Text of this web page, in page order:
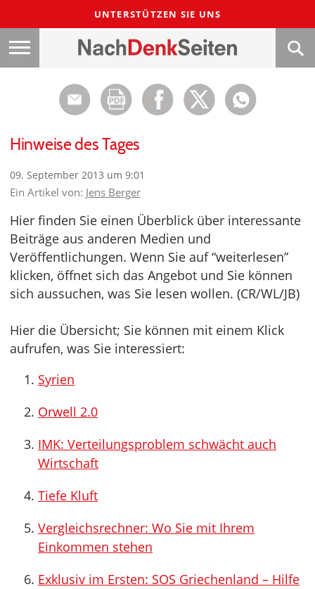
UNTERSTÜTZEN SIE UNS
Hinweise des Tages
09. September 2013 um 9:01
Ein Artikel von: Jens Berger
Hier finden Sie einen Überblick über interessante
Beiträge aus anderen Medien und
Veröffentlichungen. Wenn Sie auf “weiterlesen”
klicken, öffnet sich das Angebot und Sie können
sich aussuchen, was Sie lesen wollen. (CR/WL/JB)
Hier die Übersicht; Sie können mit einem Klick
aufrufen, was Sie interessiert:
Syrien
Orwell 2.0
IMK: Verteilungsproblem schwächt auch
Wirtschaft
Tiefe Kluft
Vergleichsrechner: Wo Sie mit Ihrem
Einkommen stehen
Exklusiv im Ersten: SOS Griechenland – Hilfe